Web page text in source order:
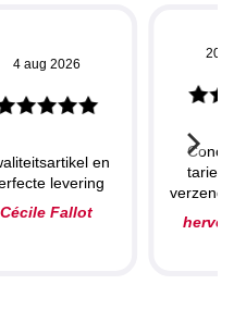
4 aug 2026
en
levering
Cécile Fallot
20
herve